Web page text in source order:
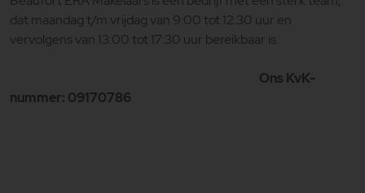
dat maandag t/m vrijdag van 9:00 tot 12:30 uur en
vervolgens van 13:00 tot 17:30 uur bereikbaar is.
Ons KvK-
nummer: 09170786